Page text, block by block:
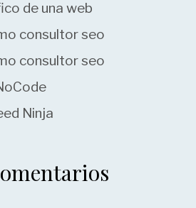
de una web
consultor seo
consultor seo
Ninja